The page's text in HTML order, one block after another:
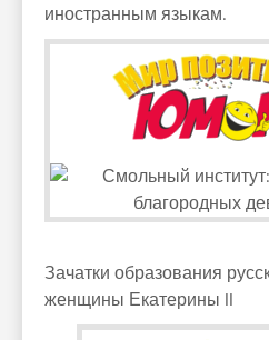
иностранным языкам.
Зачатки образования
женщины Екатерины II